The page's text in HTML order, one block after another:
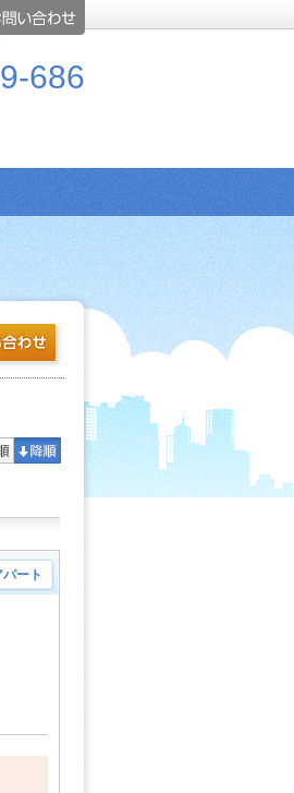
686
パート